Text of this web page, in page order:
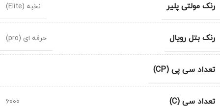
رنک مولتی پلیر نخبه (Elite)
رنک بتل رویال حرفه ای (pro)
تعداد سی پی (CP)
تعداد سی (C) 6000